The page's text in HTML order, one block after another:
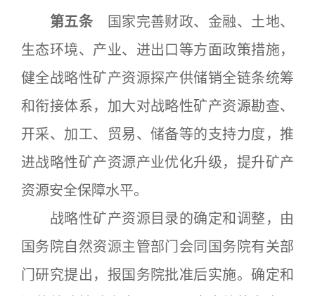
第五条 国家完善财政、金融、土地、
生态环境、产业、进出口等方面政策措施，
健全战略性矿产资源探产供储销全链条统筹
和衔接体系，加大对战略性矿产资源勘查、
开采、加工、贸易、储备等的支持力度，推
进战略性矿产资源产业优化升级，提升矿产
资源安全保障水平。
战略性矿产资源目录的确定和调整，由
国务院自然资源主管部门会同国务院有关部
门研究提出，报国务院批准后实施。确定和